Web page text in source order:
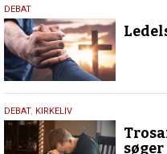
10.
juni
2026
DEBAT
2.
juni
2026
DEBAT, KIRKELIV